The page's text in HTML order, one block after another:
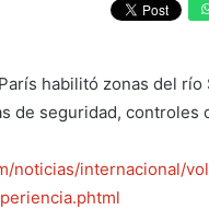
habilitó zonas del
de seguridad,
noticias/internacional/